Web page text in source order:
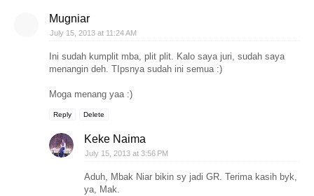
Mugniar
July 15, 2013 at 11:24 AM
Ini sudah kumplit mba, plit plit. Kalo saya juri, sudah saya
menangin deh. TIpsnya sudah ini semua :)
Moga menang yaa :)
Reply Delete
Keke Naima
July 15, 2013 at 3:56 PM
Aduh, Mbak Niar bikin sy jadi GR. Terima kasih byk,
ya, Mak.